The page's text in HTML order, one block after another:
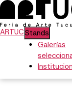
ARTUCStands
Galerías